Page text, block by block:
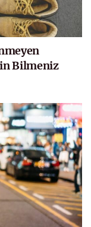
Bilmeniz